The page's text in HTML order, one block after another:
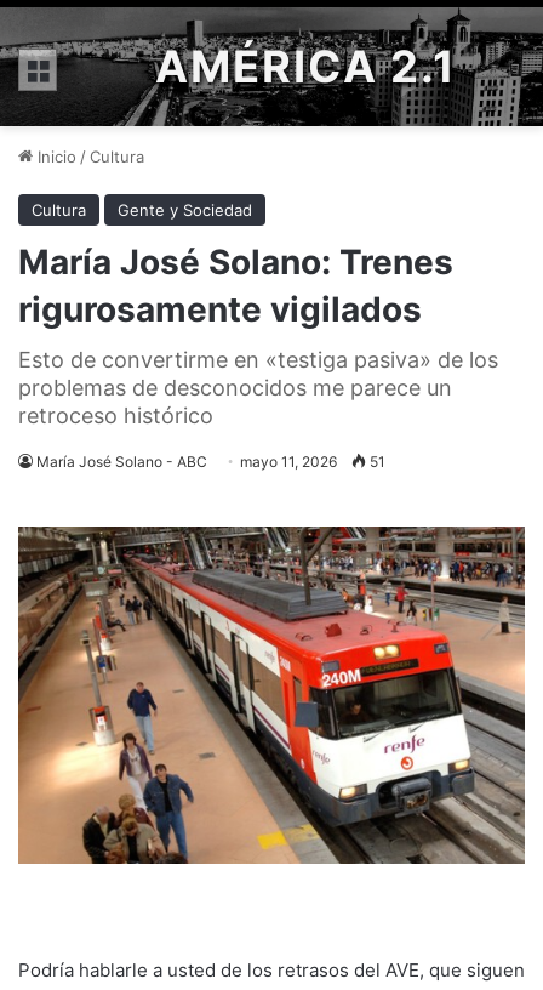
Menú AMÉRICA 2.1
Inicio /Cultura
Cultura Gente y Sociedad
María José Solano: Trenes
rigurosamente vigilados
Esto de convertirme en «testiga pasiva» de los
problemas de desconocidos me parece un
retroceso histórico
María José Solano - ABC mayo 11, 2026 51
Podría hablarle a usted de los retrasos del AVE, que siguen